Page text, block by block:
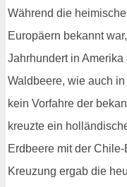
Während die
Europäern bekannt
Jahrhundert in
Waldbeere, wie auch
kein Vorfahre der
kreuzte ein
Erdbeere mit der
Kreuzung ergab die